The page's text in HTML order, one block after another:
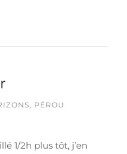
, PÉROU
1/2h plus tôt, j’en